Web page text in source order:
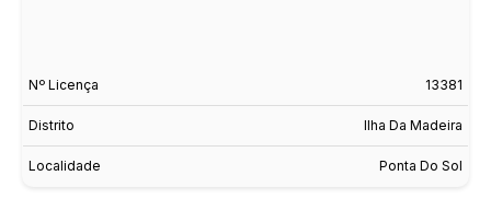
Nº Licença 13381
Distrito Ilha Da Madeira
Localidade Ponta Do Sol